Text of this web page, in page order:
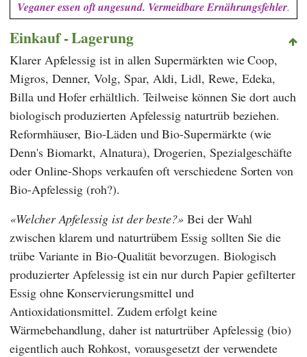
Veganer essen oft ungesund. Vermeidbare Ernährungsfehler.
Einkauf - Lagerung
Klarer Apfelessig ist in allen Supermärkten wieCoop,
Migros, Denner,Volg, Spar, Aldi,Lidl, Rewe, Edeka,
Billa undHofererhältlich. Teilweise können Sie dort auch
biologisch produzierten Apfelessig naturtrüb beziehen.
Reformhäuser, Bio-Läden und Bio-Supermärkte (wie
Denn's Biomarkt, Alnatura), Drogerien, Spezialgeschäfte
oder Online-Shops verkaufen oft verschiedene Sorten von
Bio-Apfelessig (roh?).
Welcher Apfelessig ist der beste? Bei der Wahl
zwischen klarem und naturtrübem Essig sollten Sie die
trübe Variante in Bio-Qualität bevorzugen. Biologisch
produzierter Apfelessig ist ein nur durch Papier gefilterter
Essig ohne Konservierungsmittel und
Antioxidationsmittel. Zudem erfolgt keine
Wärmebehandlung, daher ist naturtrüber Apfelessig (bio)
eigentlich auch Rohkost, vorausgesetzt der verwendete